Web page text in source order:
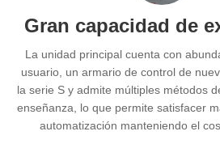
Gran capacidad de
La unidad principal cuenta con
usuario, un armario de control de
la serie S y admite múltiples métodos
enseñanza, lo que permite satisfacer
automatización manteniendo el